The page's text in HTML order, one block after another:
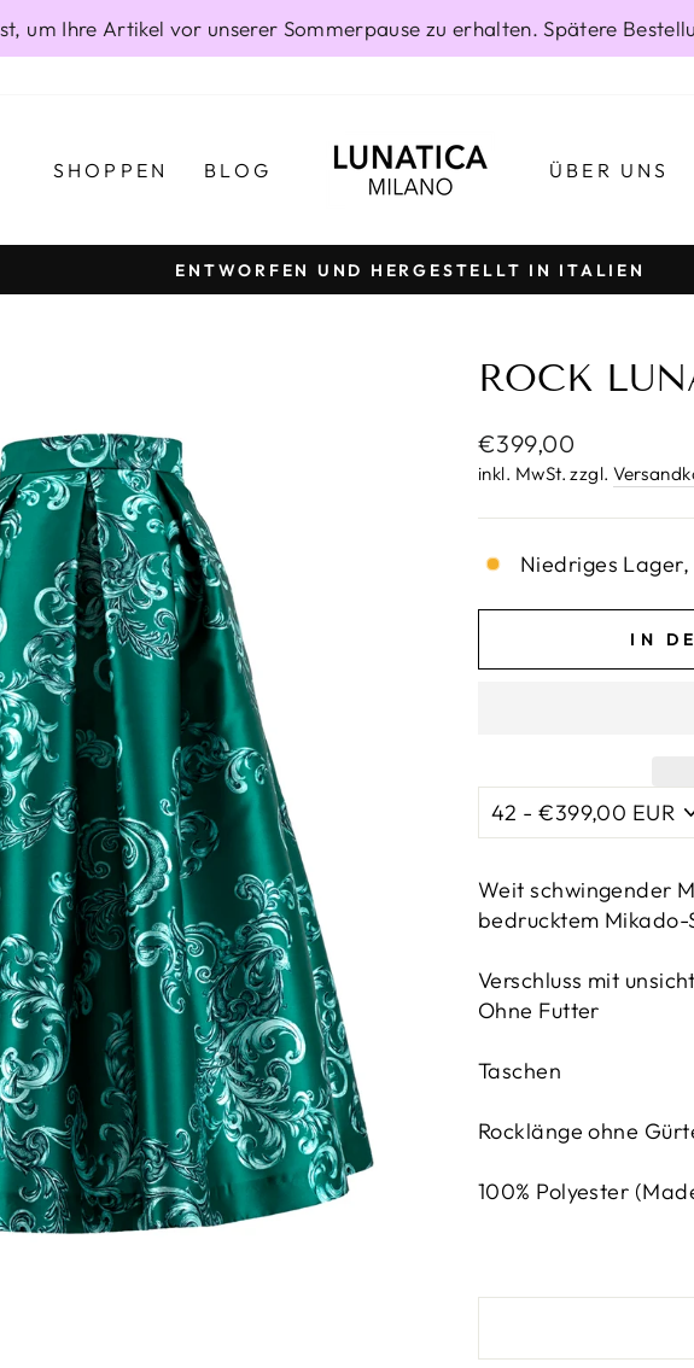
um Ihre Artikel vor unserer Sommerpause zu erhalten. Spätere
SHOPPEN BLOG ÜBER UNS
Pause
ENTWORFEN UND HERGESTELLT IN ITALIEN
ROCK
Normaler
Preis
€399,00
inkl. MwSt. zzgl.
Niedriges
IN
Weit schwingender
bedrucktem
Verschluss mit
Ohne Futter
Taschen
Rocklänge ohne
100% Polyester